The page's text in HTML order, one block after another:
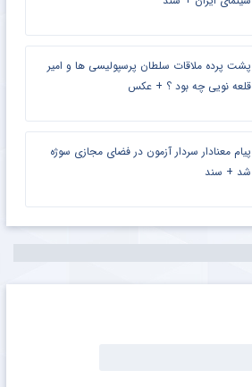
پشت پرده ملاقات سلطان پرسپولیسی ها و امیر
قلعه نویی چه بود ؟ + عکس
پیام معنادار سردار آزمون در فضای مجازی سوژه
شد + سند